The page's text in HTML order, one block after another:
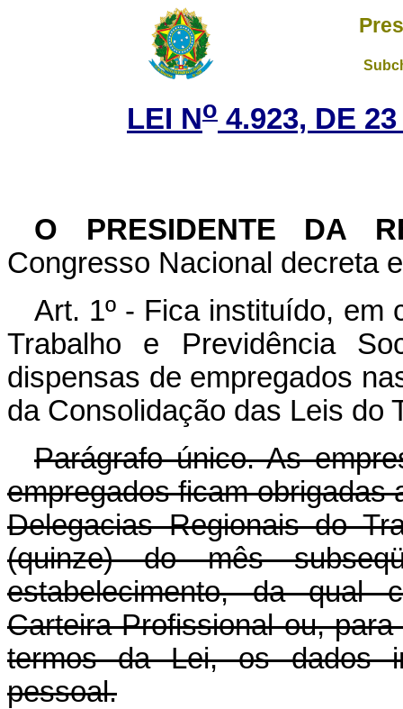
LEI No 4.923, DE
O
PRESIDENTE DA
Congresso Nacional decreta
Art. 1º - Fica instituído, em
Trabalho e Previdência
dispensas de empregados
da Consolidação das Leis do
Parágrafo único. As
empregados ficam obrigadas
Delegacias Regionais do
(quinze) do mês
estabelecimento, da qual
Carteira Profissional ou,
termos da Lei, os dados
pessoal.